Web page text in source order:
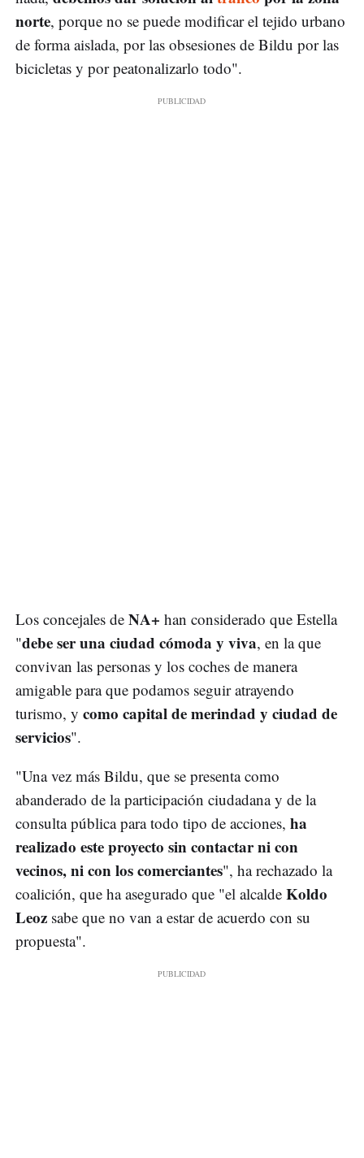
norte, porque no se puede modificar el tejido urbano
de forma aislada, por las obsesiones de Bildu por las
bicicletas y por peatonalizarlo todo".
Los concejales de NA+ han considerado que Estella
"debe ser una ciudad cómoda y viva, en la que
convivan las personas y los coches de manera
amigable para que podamos seguir atrayendo
turismo, y como capital de merindad y ciudad de
servicios".
"Una vez más Bildu, que se presenta como
abanderado de la participación ciudadana y de la
consulta pública para todo tipo de acciones, ha
realizado este proyecto sin contactar ni con
vecinos, ni con los comerciantes", ha rechazado la
coalición, que ha asegurado que "el alcalde Koldo
Leoz sabe que no van a estar de acuerdo con su
propuesta".